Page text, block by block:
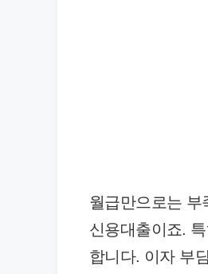
월급만으로는 부
신용대출이죠.
합니다. 이자 부